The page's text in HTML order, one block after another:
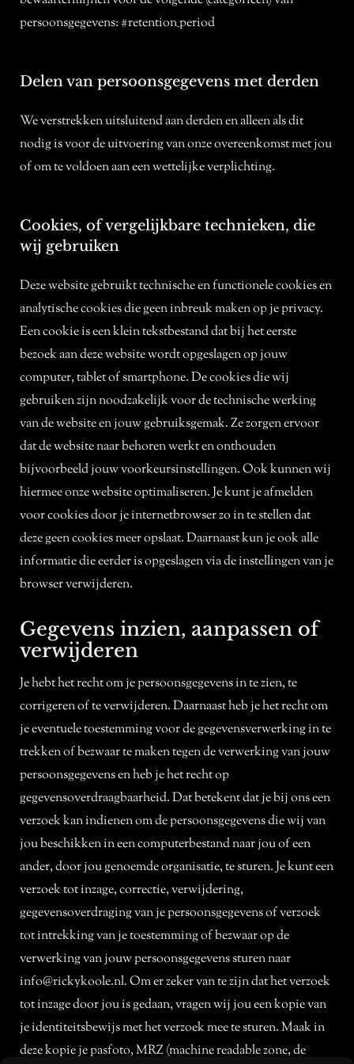
persoonsgegevens: #retention_period
Delen van persoonsgegevens met derden
We verstrekken uitsluitend aan derden en alleen als dit
nodig is voor de uitvoering van onze overeenkomst met jou
of om te voldoen aan een wettelijke verplichting.
Cookies, of vergelijkbare technieken, die
wij gebruiken
Deze website gebruikt technische en functionele cookies en
analytische cookies die geen inbreuk maken op je privacy.
Een cookie is een klein tekstbestand dat bij het eerste
bezoek aan deze website wordt opgeslagen op jouw
computer, tablet of smartphone. De cookies die wij
gebruiken zijn noodzakelijk voor de technische werking
van de website en jouw gebruiksgemak. Ze zorgen ervoor
dat de website naar behoren werkt en onthouden
bijvoorbeeld jouw voorkeursinstellingen. Ook kunnen wij
hiermee onze website optimaliseren. Je kunt je afmelden
voor cookies door je internetbrowser zo in te stellen dat
deze geen cookies meer opslaat. Daarnaast kun je ook alle
informatie die eerder is opgeslagen via de instellingen van je
browser verwijderen.
Gegevens inzien, aanpassen of
verwijderen
Je hebt het recht om je persoonsgegevens in te zien, te
corrigeren of te verwijderen. Daarnaast heb je het recht om
je eventuele toestemming voor de gegevensverwerking in te
trekken of bezwaar te maken tegen de verwerking van jouw
persoonsgegevens en heb je het recht op
gegevensoverdraagbaarheid. Dat betekent dat je bij ons een
verzoek kan indienen om de persoonsgegevens die wij van
jou beschikken in een computerbestand naar jou of een
ander, door jou genoemde organisatie, te sturen. Je kunt een
verzoek tot inzage, correctie, verwijdering,
gegevensoverdraging van je persoonsgegevens of verzoek
tot intrekking van je toestemming of bezwaar op de
verwerking van jouw persoonsgegevens sturen naar
info@rickykoole.nl. Om er zeker van te zijn dat het verzoek
tot inzage door jou is gedaan, vragen wij jou een kopie van
je identiteitsbewijs met het verzoek mee te sturen. Maak in
deze kopie je pasfoto, MRZ (machine readable zone, de